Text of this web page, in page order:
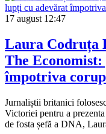
17 august 12:47
Laura Codruța
The
împotriva
Jurnaliștii britanici
Victoriei pentru a
de fosta șefă a DNA,